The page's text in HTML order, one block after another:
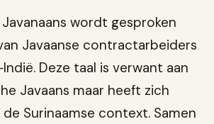
wordt gesproken
Javaanse contractarbeiders
Deze taal is verwant aan
Javaans maar heeft zich
Surinaamse context. Samen